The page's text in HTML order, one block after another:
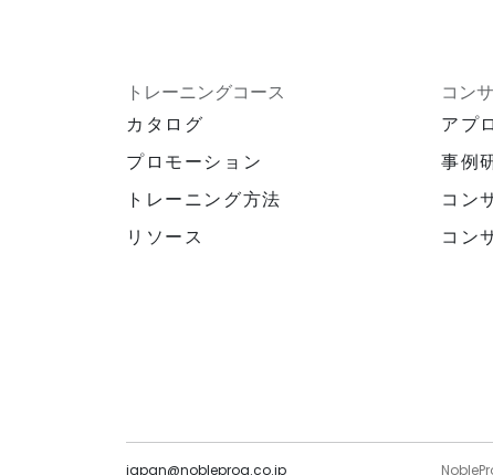
トレーニングコース
カタログ
プロモーション
トレーニング方法
リソース
コン
アプ
事例
コン
コン
japan@nobleprog.co.jp